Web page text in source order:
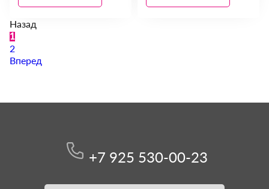
Назад
1
2
Вперед
+7 925 530-00-23